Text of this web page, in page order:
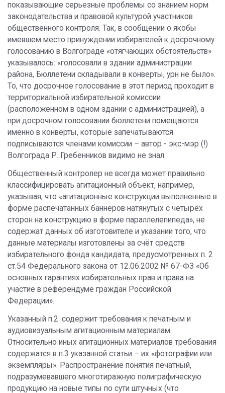
показывающие серьезные проблемы со знанием норм
законодательства и правовой культурой участников
общественного контроля. Так, в сообщении о якобы
имевшем место принуждении избирателей к досрочному
голосованию в Волгограде «отягчающих обстоятельств»
указывалось: «голосовали в здании администрации
района, Бюллетени складывали в конверты, урн не было».
То, что досрочное голосование в этот период проходит в
территориальной избирательной комиссии
(расположенном в одном здании с администрацией), а
при досрочном голосовании бюллетени помещаются
именно в конверты, которые запечатываются
подписываются членами комиссии – автор - экс-мэр (!)
Волгограда Р. Гребенников видимо не знал.
Общественный контролер не всегда может правильно
классифицировать агитационный объект, например,
указывая, что «агитационные конструкции выполненные в
форме распечатанных баннеров натянутых с четырёх
сторон на конструкцию в форме параллелепипеда», не
содержат данных об изготовителе и указании того, что
данные материалы изготовлены за счёт средств
избирательного фонда кандидата, предусмотренных п. 2
ст.54 Федерального закона от 12.06.2002 № 67-ФЗ «Об
основных гарантиях избирательных прав и права на
участие в референдуме граждан Российской
Федерации».
Указанный п.2. содержит требования к печатным и
аудиовизуальным агитационным материалам.
Относительно иных агитационных материалов требования
содержатся в п.3 указанной статьи – их «фотографии или
экземпляры». Распространение понятия печатный,
подразумевавшего многотиражную полиграфическую
продукцию на новые типы по сути штучных (что